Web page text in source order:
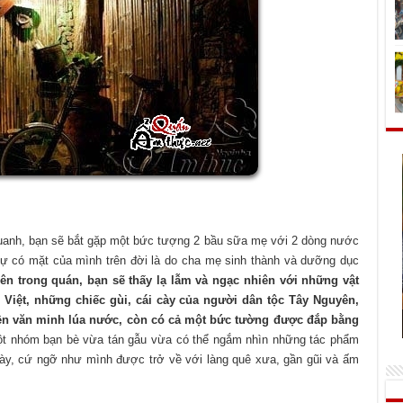
bạn sẽ bắt gặp một bức tượng 2 bầu sữa mẹ với 2 dòng nước
có mặt của mình trên đời là do cha mẹ sinh thành và dưỡng dục
trong quán, bạn sẽ thấy lạ lẫm và ngạc nhiên với những vật
những chiếc gùi, cái cày của người dân tộc Tây Nguyên,
văn minh lúa nước, còn có cả một bức tường được đắp bằng
nhóm bạn bè vừa tán gẫu vừa có thể ngắm nhìn những tác phẩm
cứ ngỡ như mình được trở về với làng quê xưa, gần gũi và ấm